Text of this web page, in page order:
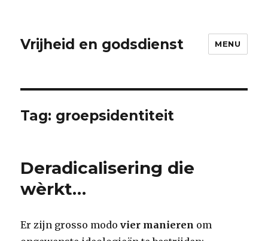
Vrijheid en godsdienst MENU
Tag: groepsidentiteit
Deradicalisering die
wèrkt…
Er zijn grosso modovier manieren om